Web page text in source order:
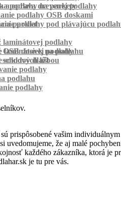
podlahy na parkety
a oprava drevenej podlahy
podlahy OSB doskami
podlahy pod plávajúcu
parkiet
laminátovej podlahy
OSB dosiek na podlahu
laminátovej podlahy
soklových líšt
dlažbou
podlahy
podlahu
podlahy
prispôsobené vašim
že aj malé
každého zákazníka, ktorá je
je tu pre vás.